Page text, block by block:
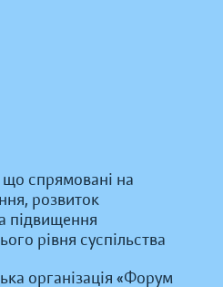
що спрямовані на
розвиток
підвищення
рівня суспільства
організація «Форум